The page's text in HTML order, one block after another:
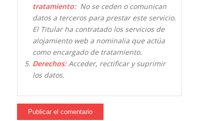
tratamiento:No se ceden o comunican
datos a terceros para prestar este servicio.
El Titular ha contratado los servicios de
alojamiento web a nominalia que actúa
como encargado de tratamiento.
Derechos:Acceder, rectificar y suprimir
los datos.